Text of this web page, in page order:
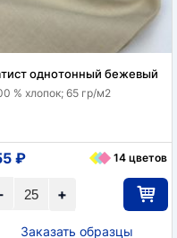
однотонный бежевый
% хлопок; 65 гр/м2
+
₽ 14 цветов
Заказать образцы